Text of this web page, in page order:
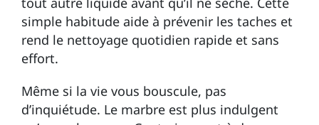
simple habitude aide à prévenir les taches et
rend le nettoyage quotidien rapide et sans
effort.
Même si la vie vous bouscule, pas
d’inquiétude. Le marbre est plus indulgent